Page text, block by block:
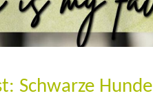
Schwarze Hunde